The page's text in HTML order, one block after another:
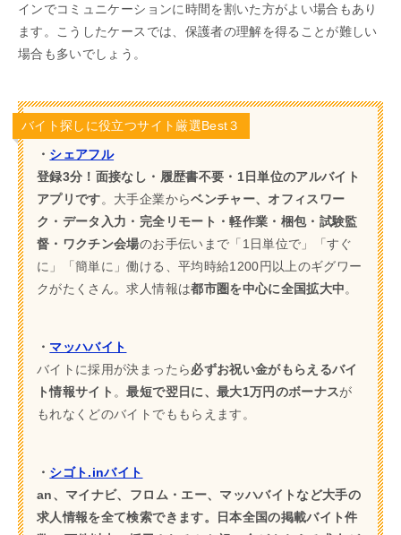
インでコミュニケーションに時間を割いた方がよい場合もあり
ます。こうしたケースでは、保護者の理解を得ることが難しい
場合も多いでしょう。
バイト探しに役立つサイト厳選Best３
・ シェアフル
登録3分！面接なし・履歴書不要・1日単位のアルバイト
アプリです。大手企業からベンチャー、オフィスワー
ク・データ入力・完全リモート・軽作業・梱包・試験監
督・ワクチン会場のお手伝いまで「1日単位で」「すぐ
に」「簡単に」働ける、平均時給1200円以上のギグワー
クがたくさん。求人情報は都市圏を中心に全国拡大中。
・ マッハバイト
バイトに採用が決まったら必ずお祝い金がもらえるバイ
ト情報サイト 。最短で翌日に、最大1万円のボーナスが
もれなくどのバイトでももらえます。
・ シゴト.inバイト
an、マイナビ、フロム・エー、マッハバイトなど大手の
求人情報を全て検索できます。日本全国の掲載バイト件